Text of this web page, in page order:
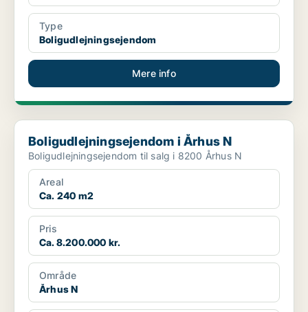
Type
Boligudlejningsejendom
Mere info
Boligudlejningsejendom i Århus N
Boligudlejningsejendom i Århus N
Boligudlejningsejendom til salg i 8200 Århus N
Areal
Ca. 240 m2
Pris
Ca. 8.200.000 kr.
Område
Århus N